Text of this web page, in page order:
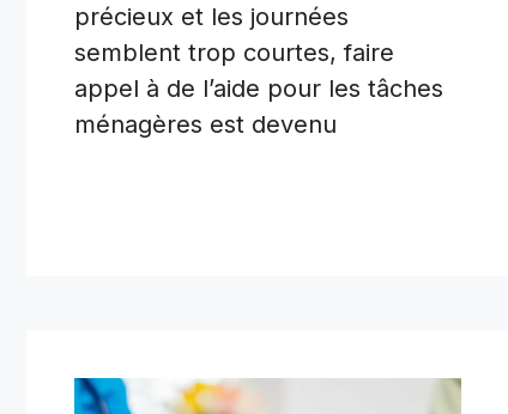
précieux et les journées
semblent trop courtes, faire
appel à de l’aide pour les tâches
ménagères est devenu